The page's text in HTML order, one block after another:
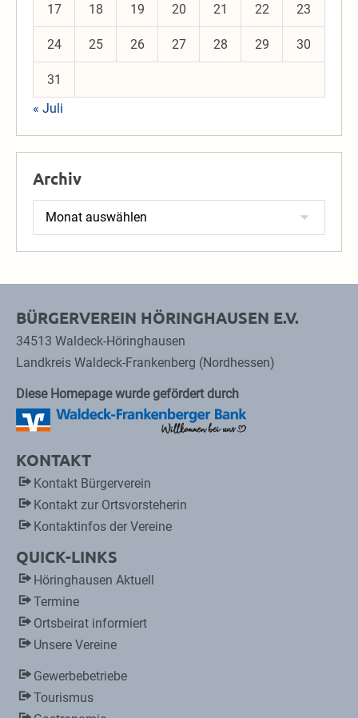
17 18 19 20 21 22 23
24 25 26 27 28 29 30
31
« Juli
Archiv
Archiv
BÜRGERVEREIN HÖRINGHAUSEN E.V.
34513 Waldeck-Höringhausen
Landkreis Waldeck-Frankenberg (Nordhessen)
Diese Homepage wurde gefördert durch
KONTAKT
Kontakt Bürgerverein
Kontakt zur Ortsvorsteherin
Kontaktinfos der Vereine
QUICK-LINKS
Höringhausen Aktuell
Termine
Ortsbeirat informiert
Unsere Vereine
Gewerbebetriebe
Tourismus